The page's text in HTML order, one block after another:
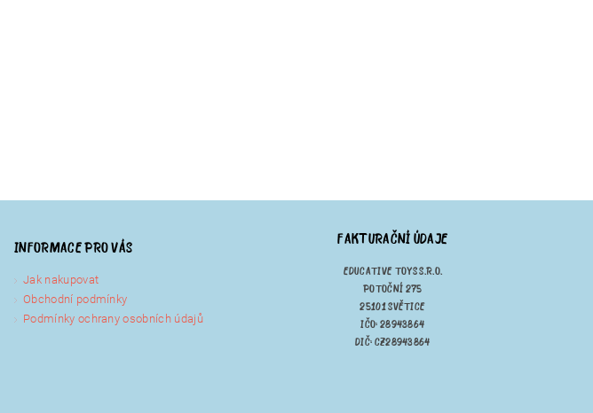
INFORMACE PRO VÁS
Jak nakupovat
Obchodní podmínky
Podmínky ochrany osobních údajů
FAKTURAČNÍ ÚDAJE
EDUCATIVE TOYS S.R.O.
POTOČNÍ 275
25101 SVĚTICE
IČO: 28943864
DIČ: CZ28943864